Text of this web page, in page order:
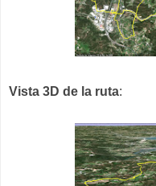
Vista 3D de la ruta: